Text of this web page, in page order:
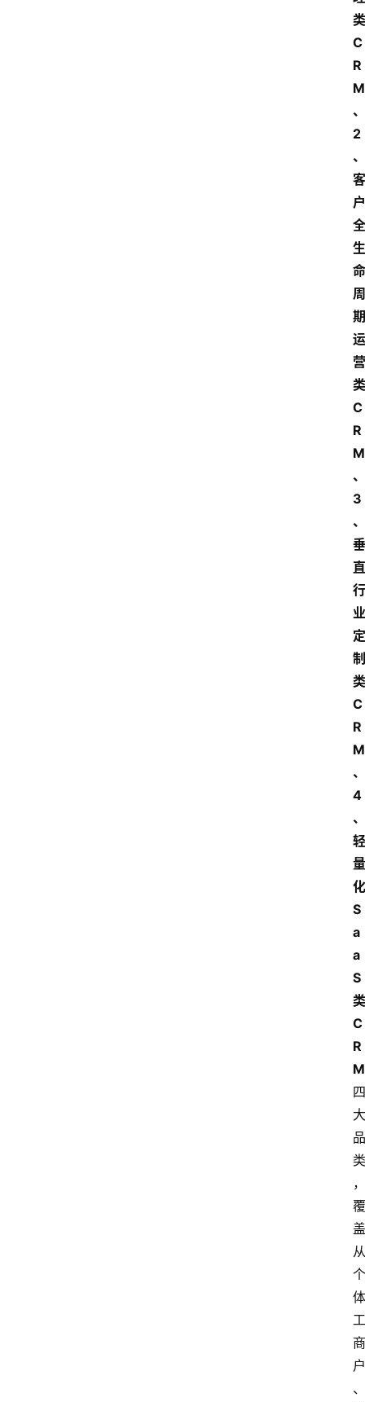
类
C
R
M
、
2
、
客
户
全
生
命
周
期
运
营
类
C
R
M
、
3
、
垂
直
行
业
定
制
类
C
R
M
、
4
、
轻
量
化
S
a
a
S
类
C
R
M
四
大
品
类
，
覆
盖
从
个
体
工
商
户
、